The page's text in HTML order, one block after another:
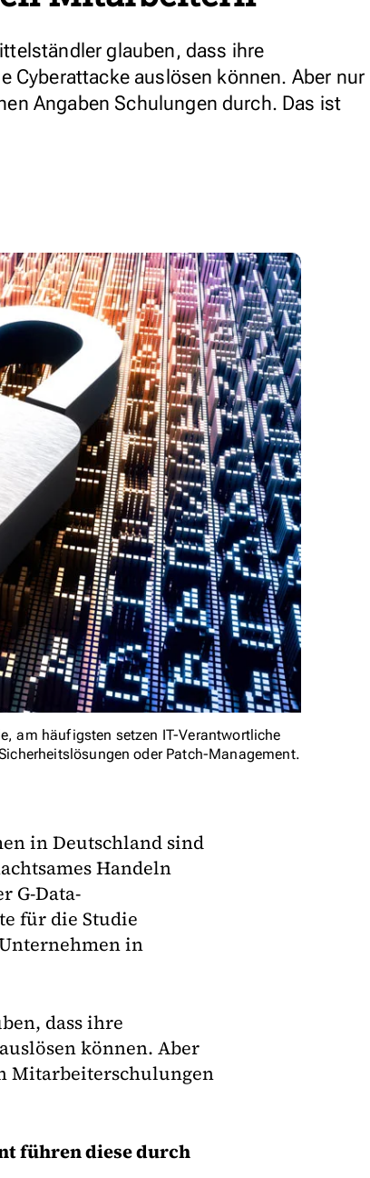
glauben, dass ihre
Cyberattacke auslösen können. Aber nur
Angaben Schulungen durch. Das ist
am häufigsten setzen IT-Verantwortliche
oder Patch-Management.
in Deutschland sind
Handeln
G-Data-
für die Studie
in
dass ihre
können. Aber
Mitarbeiterschulungen
führen diese durch